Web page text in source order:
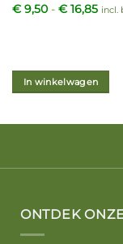
€9,50 - €16,85 incl.
In winkelwagen
variaties.
kan
gekozen
ONTDEK